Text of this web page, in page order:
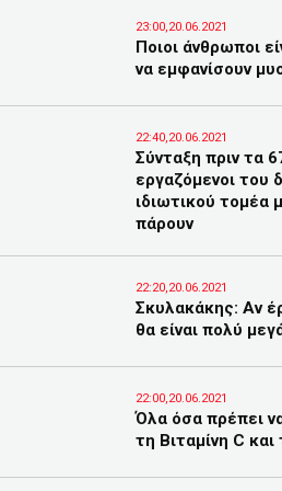
23:00,20.06.2021
Ποιοι άνθρωποι
να εμφανίσουν
22:40,20.06.2021
Σύνταξη πριν τα
εργαζόμενοι του
ιδιωτικού τομέα
πάρουν
22:20,20.06.2021
Σκυλακάκης: Αν
θα είναι πολύ
22:00,20.06.2021
Όλα όσα πρέπει
τη Βιταμίνη C